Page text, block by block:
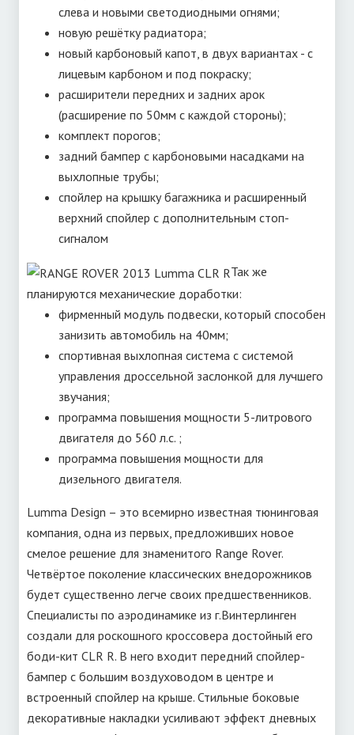
слева и новыми светодиодными огнями;
новую решётку радиатора;
новый карбоновый капот, в двух вариантах - с
лицевым карбоном и под покраску;
расширители передних и задних арок
(расширение по 50мм с каждой стороны);
комплект порогов;
задний бампер с карбоновыми насадками на
выхлопные трубы;
спойлер на крышку багажника и расширенный
верхний спойлер с дополнительным стоп-
сигналом
Так же
планируются механические доработки:
фирменный модуль подвески, который способен
занизить автомобиль на 40мм;
спортивная выхлопная система с системой
управления дроссельной заслонкой для лучшего
звучания;
программа повышения мощности 5-литрового
двигателя до 560 л.с. ;
программа повышения мощности для
дизельного двигателя.
Lumma Design – это всемирно известная тюнинговая
компания, одна из первых, предложивших новое
смелое решение для знаменитого Range Rover.
Четвёртое поколение классических внедорожников
будет существенно легче своих предшественников.
Специалисты по аэродинамике из г.Винтерлинген
создали для роскошного кроссовера достойный его
боди-кит CLR R. В него входит передний спойлер-
бампер с большим воздуховодом в центре и
встроенный спойлер на крыше. Стильные боковые
декоративные накладки усиливают эффект дневных